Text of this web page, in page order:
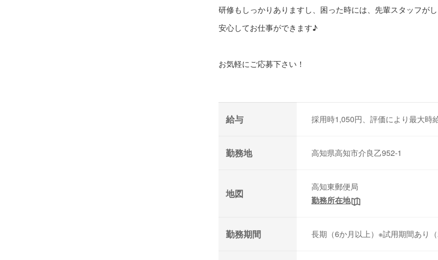
研修もしっかりありますし、困った時には、先輩スタッフが
安心してお仕事ができます♪
お気軽にご応募下さい！
給与 採用時1,050円、評価により最大時
勤務地 高知県高知市介良乙952-1
地図
高知東郵便局
勤務所在地
勤務期間 長期（6か月以上）※試用期間あり